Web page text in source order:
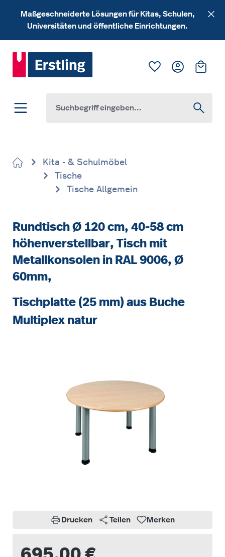
Zum Hauptinhalt springen
Maßgeschneiderte Lösungen für Kitas, Schulen,
Universitäten und öffentliche Einrichtungen.
Du hast 0
Kita - & Schulmöbel
Tische
Tische Allgemein
Rundtisch Ø 120 cm, 40-58 cm
höhenverstellbar, Tisch mit
Metallkonsolen in RAL 9006, Ø
60mm,
Tischplatte (25 mm) aus Buche
Multiplex natur
Drucken Teilen Merken